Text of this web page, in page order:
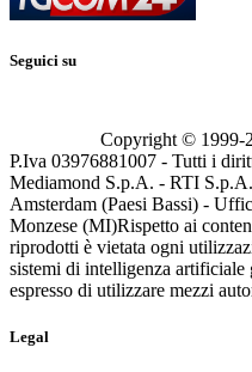
Seguici su
Copyright © 1999-
P.Iva 03976881007 - Tutti i
Mediamond S.p.A. - RTI
Amsterdam (Paesi Bassi) -
Monzese (MI)Rispetto ai
riprodotti è vietata ogni
sistemi di intelligenza
espresso di utilizzare mezzi
Legal